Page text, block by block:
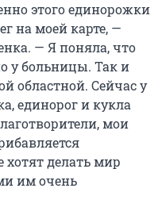
этого единорожки
на моей карте, —
— Я поняла, что
у больницы. Так и
областной. Сейчас у
единорог и кукла
мои
хотят делать мир
им очень